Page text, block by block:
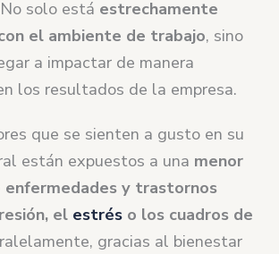
solo está estrechamente
el ambiente de trabajo, sino
a impactar de manera
los resultados de la empresa.
que se sienten a gusto en su
están expuestos a una menor
enfermedades y trastornos
el estrés o los cuadros de
gracias al bienestar